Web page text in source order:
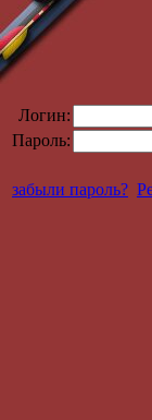
Логин:
Пароль:
забыли пароль?